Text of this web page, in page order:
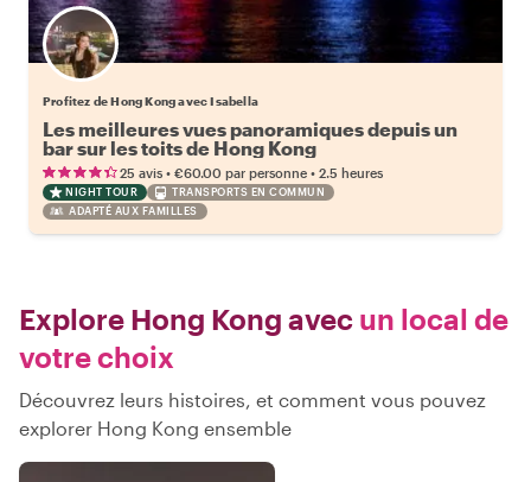
Profitez de Hong Kong avec Isabella
Les meilleures vues panoramiques depuis un
bar sur les toits de Hong Kong
25 avis • €60.00 par personne • 2.5 heures
NIGHT TOUR
TRANSPORTS EN COMMUN
ADAPTÉ AUX FAMILLES
Explore Hong Kong avec un local de
votre choix
Découvrez leurs histoires, et comment vous pouvez
explorer Hong Kong ensemble